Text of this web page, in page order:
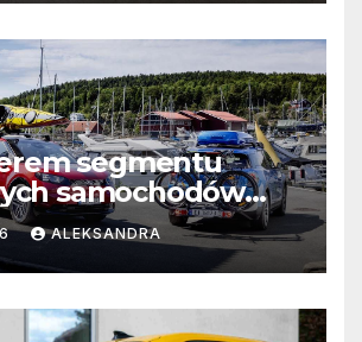
segmentu
samochodów
w lipcu.
i Capri wśród
modeli
ALEKSANDRA